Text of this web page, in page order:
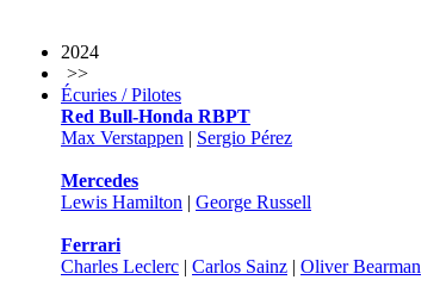
2024
>>
Écuries / Pilotes
Red Bull-Honda RBPT
Max Verstappen | Sergio Pérez
Mercedes
Lewis Hamilton | George Russell
Ferrari
Charles Leclerc | Carlos Sainz | Oliver Bearman